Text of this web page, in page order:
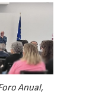
Anual,